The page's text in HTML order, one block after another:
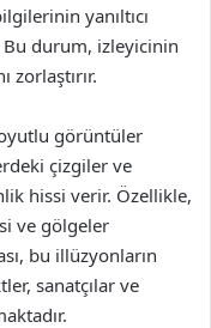
yanıltıcı
durum, izleyicinin
zorlaştırır.
görüntüler
çizgiler ve
hissi verir. Özellikle,
ve gölgeler
bu illüzyonların
sanatçılar ve